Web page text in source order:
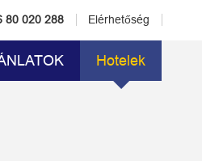
80 020 288 Elérhetőség
Hotelek